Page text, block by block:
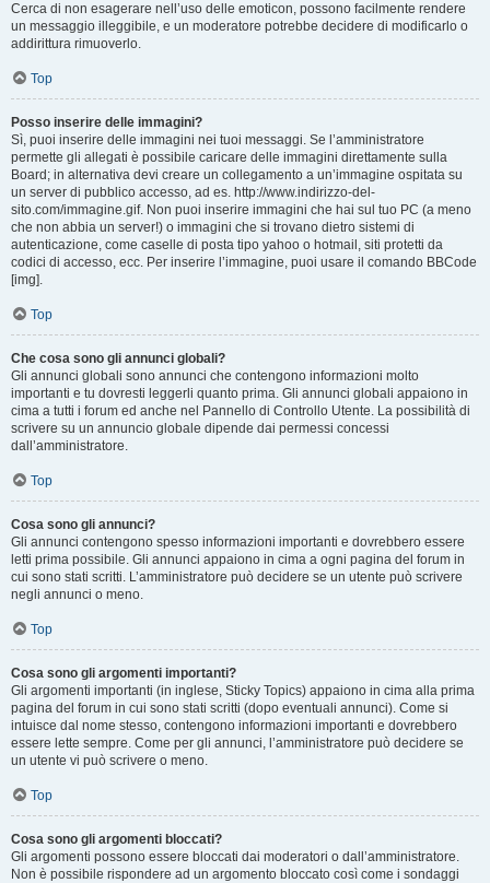
Cerca di non esagerare nell’uso delle emoticon, possono facilmente rendere
un messaggio illeggibile, e un moderatore potrebbe decidere di modificarlo o
addirittura rimuoverlo.
Top
Posso inserire delle immagini?
Sì, puoi inserire delle immagini nei tuoi messaggi. Se l’amministratore
permette gli allegati è possibile caricare delle immagini direttamente sulla
Board; in alternativa devi creare un collegamento a un’immagine ospitata su
un server di pubblico accesso, ad es. http://www.indirizzo-del-
sito.com/immagine.gif. Non puoi inserire immagini che hai sul tuo PC (a meno
che non abbia un server!) o immagini che si trovano dietro sistemi di
autenticazione, come caselle di posta tipo yahoo o hotmail, siti protetti da
codici di accesso, ecc. Per inserire l’immagine, puoi usare il comando BBCode
[img].
Top
Che cosa sono gli annunci globali?
Gli annunci globali sono annunci che contengono informazioni molto
importanti e tu dovresti leggerli quanto prima. Gli annunci globali appaiono in
cima a tutti i forum ed anche nel Pannello di Controllo Utente. La possibilità di
scrivere su un annuncio globale dipende dai permessi concessi
dall’amministratore.
Top
Cosa sono gli annunci?
Gli annunci contengono spesso informazioni importanti e dovrebbero essere
letti prima possibile. Gli annunci appaiono in cima a ogni pagina del forum in
cui sono stati scritti. L’amministratore può decidere se un utente può scrivere
negli annunci o meno.
Top
Cosa sono gli argomenti importanti?
Gli argomenti importanti (in inglese, Sticky Topics) appaiono in cima alla prima
pagina del forum in cui sono stati scritti (dopo eventuali annunci). Come si
intuisce dal nome stesso, contengono informazioni importanti e dovrebbero
essere lette sempre. Come per gli annunci, l’amministratore può decidere se
un utente vi può scrivere o meno.
Top
Cosa sono gli argomenti bloccati?
Gli argomenti possono essere bloccati dai moderatori o dall’amministratore.
Non è possibile rispondere ad un argomento bloccato così come i sondaggi